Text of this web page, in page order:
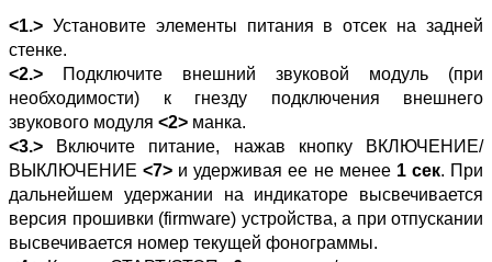
<1.> Установите элементы питания в отсек на задней
стенке.
<2.> Подключите внешний звуковой модуль (при
необходимости) к гнезду подключения внешнего
звукового модуля <2> манка.
<3.> Включите питание, нажав кнопку ВКЛЮЧЕНИЕ/
ВЫКЛЮЧЕНИЕ<7> и удерживая ее не менее 1 сек. При
дальнейшем удержании на индикаторе высвечивается
версия прошивки (firmware) устройства, а при отпускании
высвечивается номер текущей фонограммы.